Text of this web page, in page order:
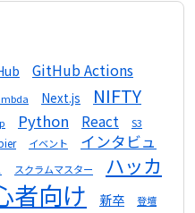
GitHub Actions
Next.js
NIFTY
Python React S3
イベント
インタビュ
スクラムマスター
ハッカ
者向け 新卒 登壇